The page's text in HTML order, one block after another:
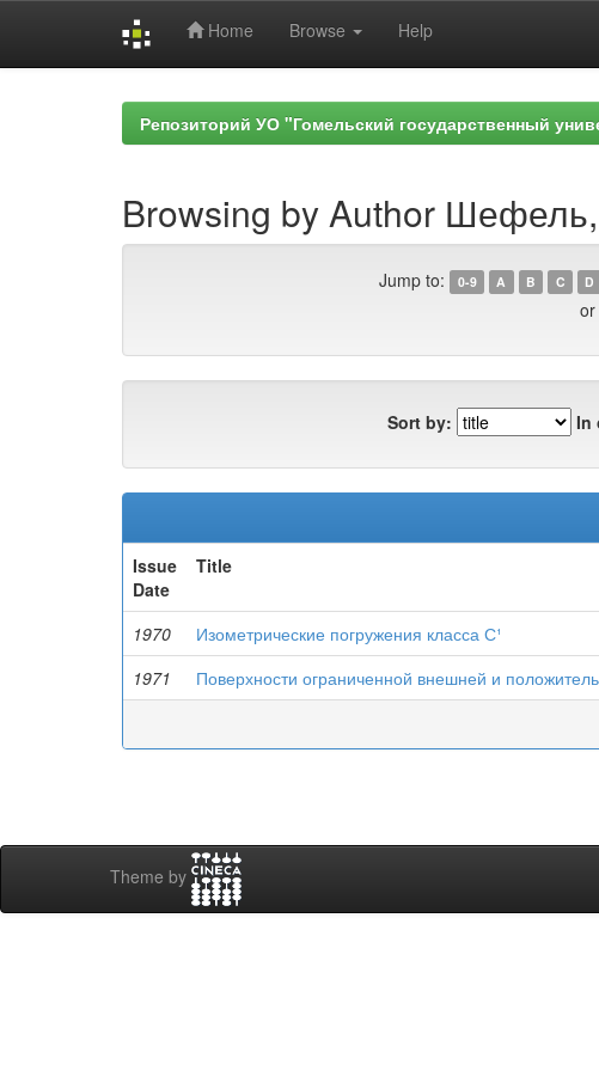
Home Browse Help
Репозиторий УО "Гомельский государственный
Browsing by Author
Jump to: 0-9 A B C D
or
Sort by: In
Issue
Date
Title
1970 Изометрические погружения класса С¹
1971
Поверхности ограниченной внешней и
Theme by